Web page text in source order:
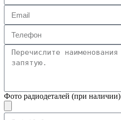
Фото радиодеталей (при наличии)